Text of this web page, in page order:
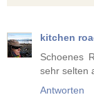
kitchen
Schoenes
sehr selten
Antworten